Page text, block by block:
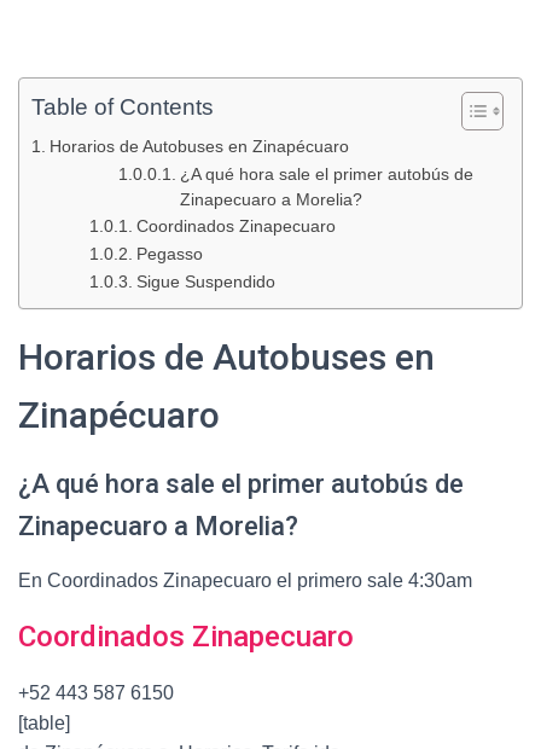
Table of Contents
Horarios de Autobuses en Zinapécuaro
¿A qué hora sale el primer autobús de
Zinapecuaro a Morelia?
Coordinados Zinapecuaro
Pegasso
Sigue Suspendido
Horarios de Autobuses en
Zinapécuaro
¿A qué hora sale el primer autobús de
Zinapecuaro a Morelia?
En Coordinados Zinapecuaro el primero sale 4:30am
Coordinados Zinapecuaro
+52 443 587 6150
[table]